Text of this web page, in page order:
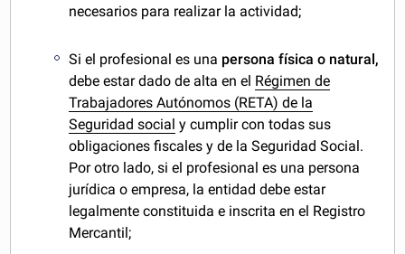
necesarios para realizar la actividad;
Si el profesional es una persona física o natural,
debe estar dado de alta en el Régimen de
Trabajadores Autónomos (RETA) de la
Seguridad social y cumplir con todas sus
obligaciones fiscales y de la Seguridad Social.
Por otro lado, si el profesional es una persona
jurídica o empresa, la entidad debe estar
legalmente constituida e inscrita en el Registro
Mercantil;